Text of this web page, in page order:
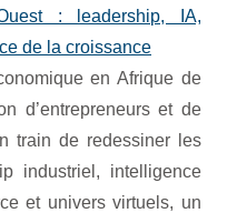
: leadership, IA,
de la croissance
en Afrique de
d’entrepreneurs et de
train de redessiner les
industriel, intelligence
et univers virtuels, un